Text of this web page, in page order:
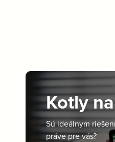
Kotly
Sú ideálnym
práve pre vás?